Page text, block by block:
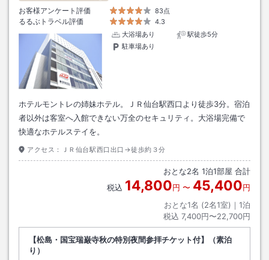
お客様アンケート評価
83点
るるぶトラベル評価
4.3
大浴場あり
駅徒歩5分
駐車場あり
ホテルモントレの姉妹ホテル。ＪＲ仙台駅西口より徒歩3分。宿泊
者以外は客室へ入館できない万全のセキュリティ。大浴場完備で
快適なホテルステイを。
アクセス： ＪＲ仙台駅西口出口→徒歩約３分
おとな2名 1泊1部屋 合計
税込 14,800円 〜 45,400円
おとな1名 (2名1室)｜ 1泊
税込 7,400円〜22,700円
【松島・国宝瑞巌寺秋の特別夜間参拝チケット付】（素泊
り）